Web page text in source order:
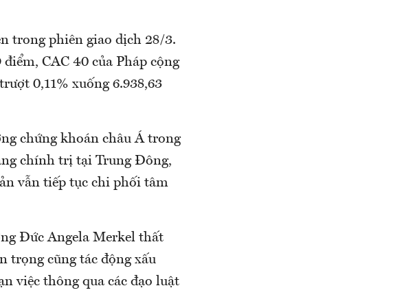
trong phiên giao dịch 28/3.
CAC 40 của Pháp cộng
0,11% xuống 6.938,63
chứng khoán châu Á trong
chính trị tại Trung Đông,
vẫn tiếp tục chi phối tâm
Đức Angela Merkel thất
trọng cũng tác động xấu
việc thông qua các đạo luật